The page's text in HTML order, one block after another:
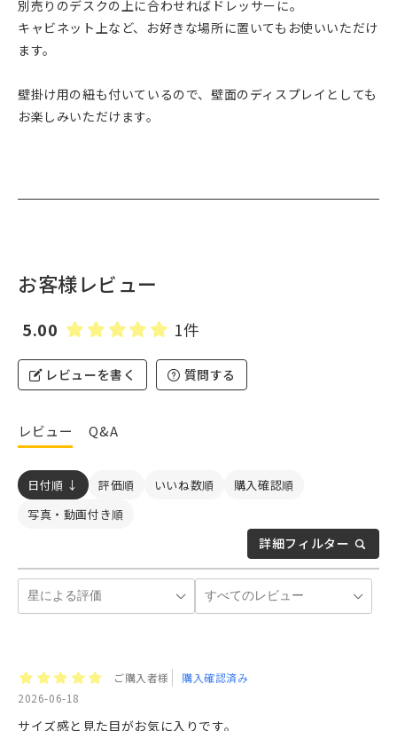
別売りのデスクの上に合わせればドレッサーに。
キャビネット上など、お好きな場所に置いてもお使いいただけ
ます。
壁掛け用の紐も付いているので、壁面のディスプレイとしても
お楽しみいただけます。
お客様レビュー
5.00 1件
レビューを書く 質問する
レビュー Q&A
詳細フィルター
日付順 ↓ 評価順 いいね数順
購入確認順
写真・動画付き順
ご購入者様
購入確認済み
2026-06-18
サイズ感と見た目がお気に入りです。